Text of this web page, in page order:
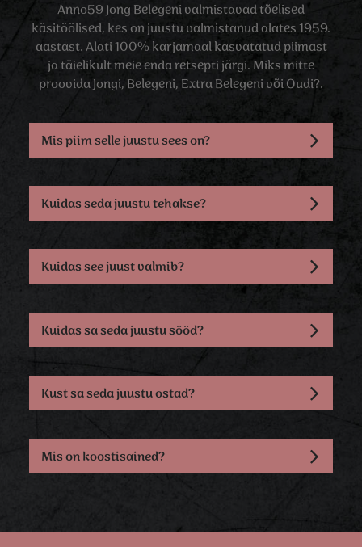
Anno59 Jong Belegeni valmistavad tõelised
käsitöölised, kes on juustu valmistanud alates 1959.
aastast. Alati 100% karjamaal kasvatatud piimast
ja täielikult meie enda retsepti järgi. Miks mitte
proovida Jongi, Belegeni, Extra Belegeni või Oudi?.
Mis piim selle juustu sees on?
Kuidas seda juustu tehakse?
Kuidas see juust valmib?
Kuidas sa seda juustu sööd?
Kust sa seda juustu ostad?
Mis on koostisained?